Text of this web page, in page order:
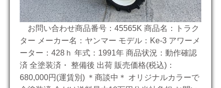
お問い合わせ商品番号：45565K 商品名：トラク
ター メーカー名：ヤンマー モデル：Ke-3 アワーメ
ーター：428ｈ 年式：1991年 商品状況：動作確認
済 全塗装済・ 整備後 出荷 販売価格(税込)：
680,000円(運賃別) ＊商談中＊ オリジナルカラーで